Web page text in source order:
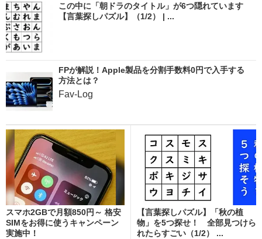
この中に「朝ドラのタイトル」が6つ隠れています
【言葉探しパズル】（1/2） | ...
FPが解説！Apple製品を分割手数料0円で入手する
方法とは？
Fav-Log
スマホ2GBで月額850円～ 格安
SIMをお得に使うキャンペーン
実施中！
【言葉探しパズル】「秋の植
物」を5つ探せ！ 全部見つけら
れたらすごい（1/2） ...